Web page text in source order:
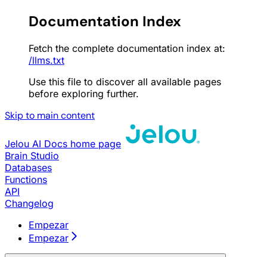
Documentation Index
Fetch the complete documentation index at:
/llms.txt
Use this file to discover all available pages
before exploring further.
Skip to main content
Jelou AI Docs home page
Brain Studio
Databases
Functions
API
Changelog
Empezar
Empezar